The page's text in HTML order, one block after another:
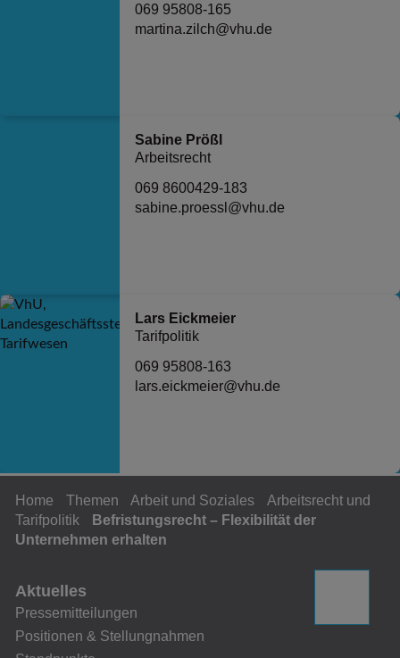
069 95808-165
martina.zilch@vhu.de
Sabine Prößl
Arbeitsrecht
069 8600429-183
sabine.proessl@vhu.de
Lars Eickmeier
Tarifpolitik
069 95808-163
lars.eickmeier@vhu.de
Home Themen Arbeit und Soziales
Arbeitsrecht und
Tarifpolitik
Befristungsrecht – Flexibilität der
Unternehmen erhalten
Aktuelles
Pressemitteilungen
Positionen & Stellungnahmen